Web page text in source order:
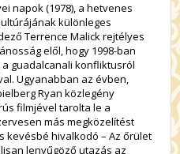
napok(1978), a hetvenes
különleges
Terrence Malick rejtélyes
elől, hogy 1998-ban
guadalcanali konfliktusról
Ugyanabban az évben,
Ryan közlegény
filmjével tarolta le a
más megközelítést
kevésbé hivalkodó –Az őrület
lenyűgöző utazás az